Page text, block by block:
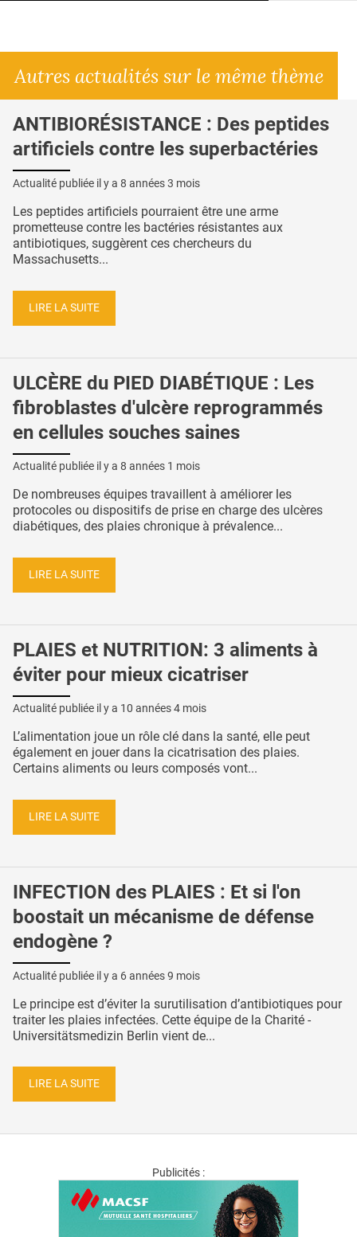
Autres actualités sur le même thème
ANTIBIORÉSISTANCE : Des peptides
artificiels contre les superbactéries
Actualité publiée il y a 8 années 3 mois
Les peptides artificiels pourraient être une arme
prometteuse contre les bactéries résistantes aux
antibiotiques, suggèrent ces chercheurs du
Massachusetts...
LIRE LA SUITE
ULCÈRE du PIED DIABÉTIQUE : Les
fibroblastes d'ulcère reprogrammés
en cellules souches saines
Actualité publiée il y a 8 années 1 mois
De nombreuses équipes travaillent à améliorer les
protocoles ou dispositifs de prise en charge des ulcères
diabétiques, des plaies chronique à prévalence...
LIRE LA SUITE
PLAIES et NUTRITION: 3 aliments à
éviter pour mieux cicatriser
Actualité publiée il y a 10 années 4 mois
L’alimentation joue un rôle clé dans la santé, elle peut
également en jouer dans la cicatrisation des plaies.
Certains aliments ou leurs composés vont...
LIRE LA SUITE
INFECTION des PLAIES : Et si l'on
boostait un mécanisme de défense
endogène ?
Actualité publiée il y a 6 années 9 mois
Le principe est d’éviter la surutilisation d’antibiotiques pour
traiter les plaies infectées. Cette équipe de la Charité -
Universitätsmedizin Berlin vient de...
LIRE LA SUITE
Publicités :